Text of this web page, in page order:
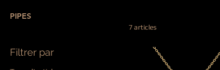
PIPES
Filtrer par
7 articles